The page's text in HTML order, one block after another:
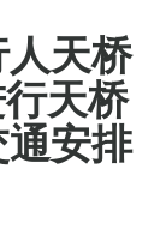
天桥
天桥
安排